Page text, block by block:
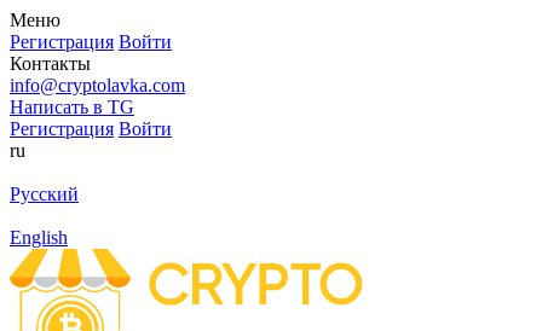
Меню
Регистрация Войти
Контакты
info@cryptolavka.com
Написать в TG
Регистрация Войти
ru
Русский
English